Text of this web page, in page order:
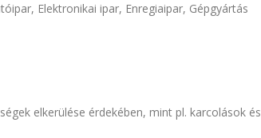
, Elektronikai ipar, Enregiaipar, Gépgyártás
elkerülése érdekében, mint pl. karcolások és